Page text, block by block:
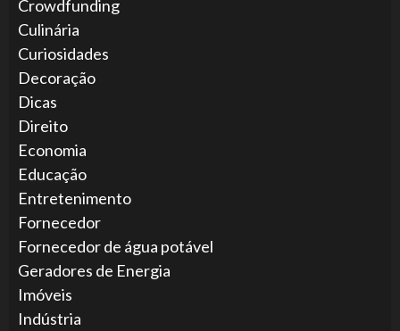
Crowdfunding
Culinária
Curiosidades
Decoração
Dicas
Direito
Economia
Educação
Entretenimento
Fornecedor
Fornecedor de água potável
Geradores de Energia
Imóveis
Indústria